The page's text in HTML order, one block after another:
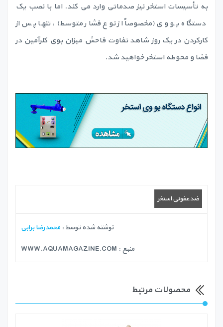
به تأسیسات استخر نیز صدماتی وارد می کند. اما با نصب یک
دستگاه یو وی (مخصوصاٌ از نوع فشار متوسط)، تنها پس از
کارکردن در یک روز شاهد تفاوت فاحش میزان بوی کلرآمین در
فضا و محوطه استخر خواهید شد.
ضدعفونی استخر
نوشته شده توسط : محمدرضا برابی
منبع : WWW.AQUAMAGAZINE.COM
محصولات مرتبط